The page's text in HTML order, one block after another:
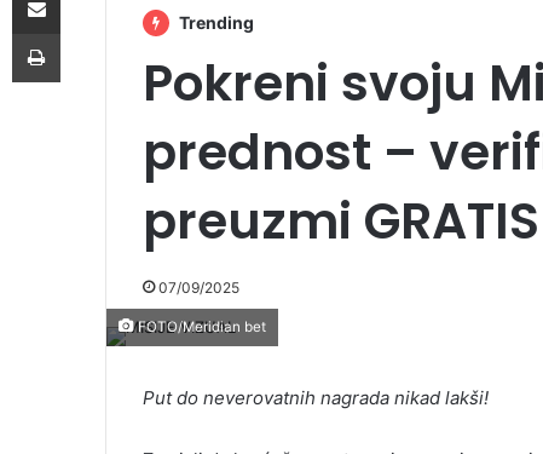
Trending
Pokreni svoju
prednost –
preuzmi
07/09/2025
FOTO/Meridian bet
Put do neverovatnih nagrada nikad lakši!